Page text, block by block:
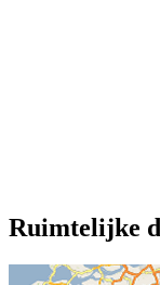
Ruimtelijke